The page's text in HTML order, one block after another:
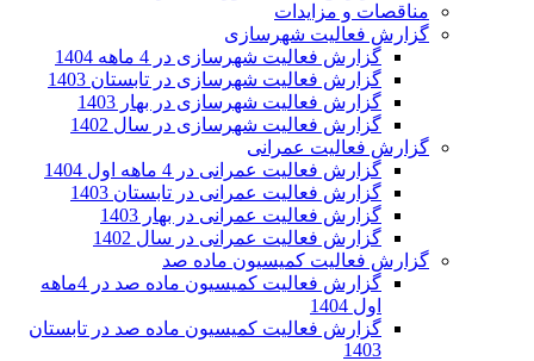
مناقصات و مزایدات
گزارش فعالیت شهرسازی
گزارش فعالیت شهرسازی در 4 ماهه 1404
گزارش فعالیت شهرسازی در تابستان 1403
گزارش فعالیت شهرسازی در بهار 1403
گزارش فعالیت شهرسازی در سال 1402
گزارش فعالیت عمرانی
گزارش فعالیت عمرانی در 4 ماهه اول 1404
گزارش فعالیت عمرانی در تابستان 1403
گزارش فعالیت عمرانی در بهار 1403
گزارش فعالیت عمرانی در سال 1402
گزارش فعالیت کمیسیون ماده صد
گزارش فعالیت کمیسیون ماده صد در 4ماهه
اول 1404
گزارش فعالیت کمیسیون ماده صد در تابستان
1403